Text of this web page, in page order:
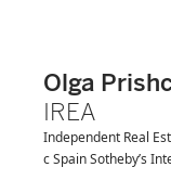
Olga
IREA
Independent Real
с Spain Sotheby’s